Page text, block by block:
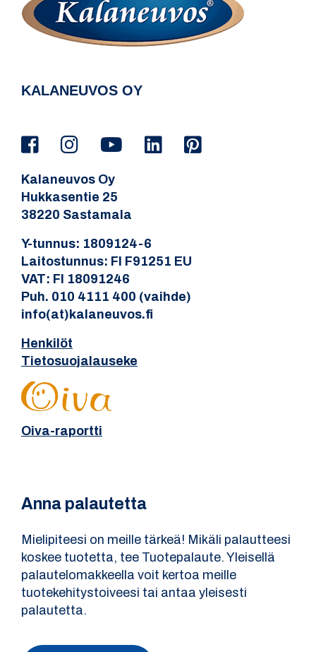
KALANEUVOS OY
Kalaneuvos Oy
Hukkasentie 25
38220 Sastamala
Y-tunnus: 1809124-6
Laitostunnus: FI F91251 EU
VAT: FI 18091246
Puh. 010 4111 400 (vaihde)
info(at)kalaneuvos.fi
Henkilöt
Tietosuojalauseke
Oiva-raportti
Anna palautetta
Mielipiteesi on meille tärkeä! Mikäli palautteesi
koskee tuotetta, tee Tuotepalaute. Yleisellä
palautelomakkeella voit kertoa meille
tuotekehitystoiveesi tai antaa yleisesti
palautetta.